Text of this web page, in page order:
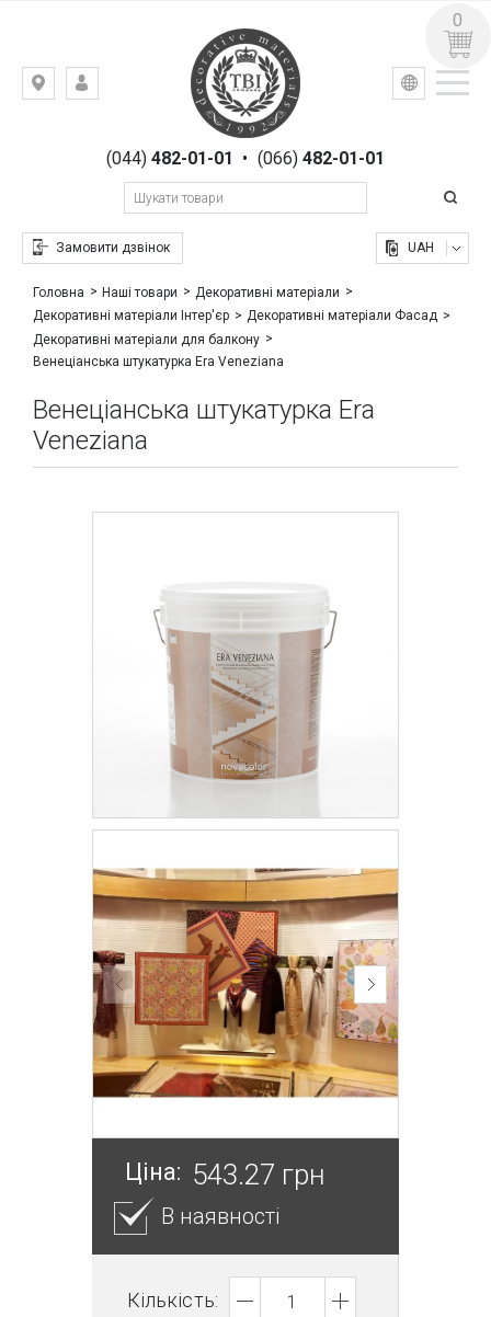
Київ,
Гоголівська,(044)482-01-01 • (066) 482-01-01
Замовити дзвінок
УКР РУС
UAH
0
Головна Наші товари
Декоративні матеріали
Декоративні матеріали Інтер'єр
Декоративні матеріали Фасад
Декоративні матеріали для балкону
Венеціанська штукатурка Era Veneziana
Венеціанська штукатурка Era
Veneziana
Ціна: 543.27 грн
В наявності
Кількість: